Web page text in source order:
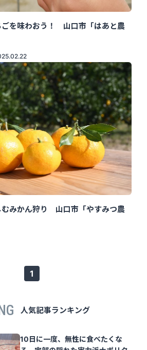
ごを味わおう！ 山口市「はあと農
むみかん狩り 山口市「やすみつ農
1
人気記事ランキング
10日に一度、無性に食べたくな